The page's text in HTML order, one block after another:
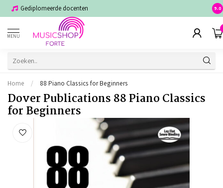
Gediplomeerde docenten 9.0
MENU
Home / 88 Piano Classics for Beginners
Dover Publications 88 Piano Classics
for Beginners